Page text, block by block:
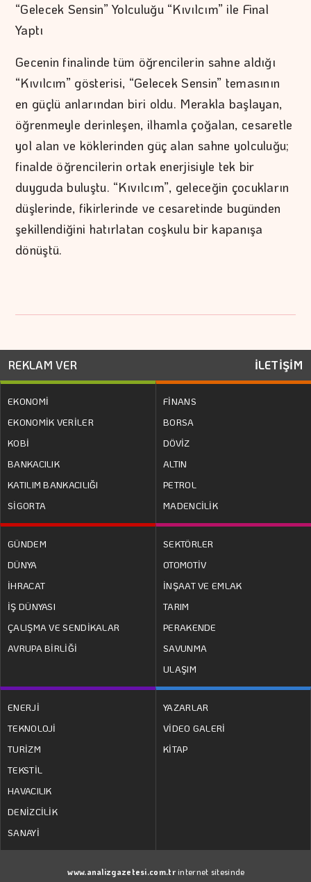
“Gelecek Sensin” Yolculuğu “Kıvılcım” ile Final
Yaptı
Gecenin finalinde tüm öğrencilerin sahne aldığı
“Kıvılcım” gösterisi, “Gelecek Sensin” temasının
en güçlü anlarından biri oldu. Merakla başlayan,
öğrenmeyle derinleşen, ilhamla çoğalan, cesaretle
yol alan ve köklerinden güç alan sahne yolculuğu;
finalde öğrencilerin ortak enerjisiyle tek bir
duyguda buluştu. “Kıvılcım”, geleceğin çocukların
düşlerinde, fikirlerinde ve cesaretinde bugünden
şekillendiğini hatırlatan coşkulu bir kapanışa
dönüştü.
REKLAM VER İLETİŞİM
EKONOMİ
EKONOMİK VERİLER
KOBİ
BANKACILIK
KATILIM BANKACILIĞI
SİGORTA
FİNANS
BORSA
DÖVİZ
ALTIN
PETROL
MADENCİLİK
GÜNDEM
DÜNYA
İHRACAT
İŞ DÜNYASI
ÇALIŞMA VE SENDİKALAR
AVRUPA BİRLİĞİ
SEKTÖRLER
OTOMOTİV
İNŞAAT VE EMLAK
TARIM
PERAKENDE
SAVUNMA
ULAŞIM
ENERJİ
TEKNOLOJİ
TURİZM
TEKSTİL
HAVACILIK
DENİZCİLİK
SANAYİ
YAZARLAR
VİDEO GALERİ
KİTAP
www.analizgazetesi.com.trinternet sitesinde